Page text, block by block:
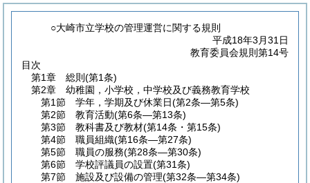
○大崎市立学校の管理運営に関する規則
平成18年3月31日
教育委員会規則第14号
目次
第1章
総則 (第1条)
第2章
幼稚園，小学校，中学校及び義務教育学校
第1節
学年，学期及び休業日(第2条―第5条)
第2節
教育活動(第6条―第13条)
第3節
教科書及び教材(第14条・第15条)
第4節
職員組織(第16条―第27条)
第5節
職員の服務(第28条―第30条)
第6節
学校評議員の設置(第31条)
第7節
施設及び設備の管理(第32条―第34条)